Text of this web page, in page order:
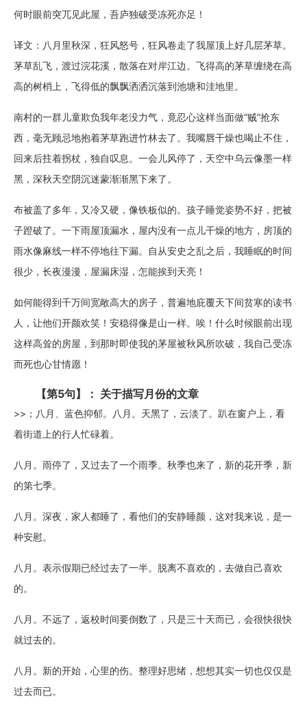
何时眼前突兀见此屋，吾庐独破受冻死亦足！
译文：八月里秋深，狂风怒号，狂风卷走了我屋顶上好几层茅草。
茅草乱飞，渡过浣花溪，散落在对岸江边。飞得高的茅草缠绕在高
高的树梢上，飞得低的飘飘洒洒沉落到池塘和洼地里。
南村的一群儿童欺负我年老没力气，竟忍心这样当面做“贼”抢东
西，毫无顾忌地抱着茅草跑进竹林去了。我嘴唇干燥也喝止不住，
回来后拄着拐杖，独自叹息。一会儿风停了，天空中乌云像墨一样
黑，深秋天空阴沉迷蒙渐渐黑下来了。
布被盖了多年，又冷又硬，像铁板似的。孩子睡觉姿势不好，把被
子蹬破了。一下雨屋顶漏水，屋内没有一点儿干燥的地方，房顶的
雨水像麻线一样不停地往下漏。自从安史之乱之后，我睡眠的时间
很少，长夜漫漫，屋漏床湿，怎能挨到天亮！
如何能得到千万间宽敞高大的房子，普遍地庇覆天下间贫寒的读书
人，让他们开颜欢笑！安稳得像是山一样。唉！什么时候眼前出现
这样高耸的房屋，到那时即使我的茅屋被秋风所吹破，我自己受冻
而死也心甘情愿！
【第5句】： 关于描写月份的文章
>>；八月、蓝色抑郁。八月。天黑了，云淡了。趴在窗户上，看
着街道上的行人忙碌着。
八月。雨停了，又过去了一个雨季。秋季也来了，新的花开季，新
的第七季。
八月。深夜，家人都睡了，看他们的安静睡颜，这对我来说，是一
种安慰。
八月。表示假期已经过去了一半。脱离不喜欢的，去做自己喜欢
的。
八月。不远了，返校时间要倒数了，只是三十天而已，会很快很快
就过去的。
八月。新的开始，心里的伤。整理好思绪，想想其实一切也仅仅是
过去而已。